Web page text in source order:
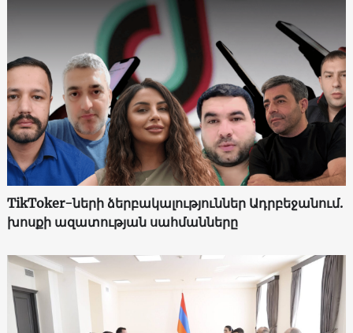
TikToker-ների ձերբակալություններ Ադրբեջանում.
խոսքի ազատության սահմանները